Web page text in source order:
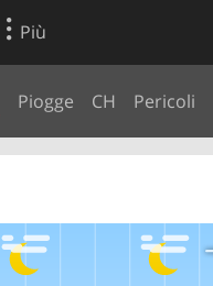
Più
Piogge CH Pericoli
Ricerca Web